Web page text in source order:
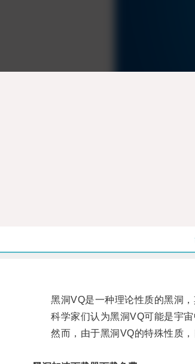
黑洞VQ是一种理论性质的黑洞，
科学家们认为黑洞VQ可能是宇宙
然而，由于黑洞VQ的特殊性质，